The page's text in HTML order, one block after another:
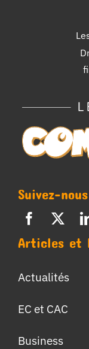
Suivez-nous
Articles et
Actualités
EC et CAC
Business